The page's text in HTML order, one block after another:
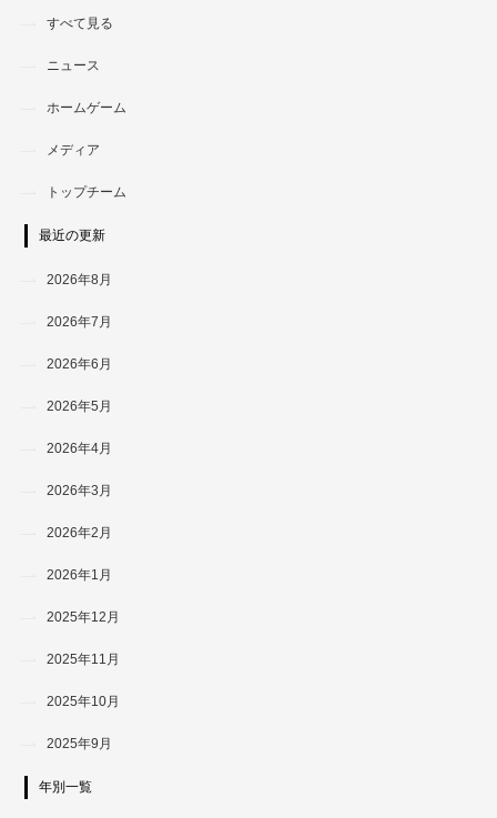
すべて見る
ニュース
ホームゲーム
メディア
トップチーム
最近の更新
2026年8月
2026年7月
2026年6月
2026年5月
2026年4月
2026年3月
2026年2月
2026年1月
2025年12月
2025年11月
2025年10月
2025年9月
年別一覧